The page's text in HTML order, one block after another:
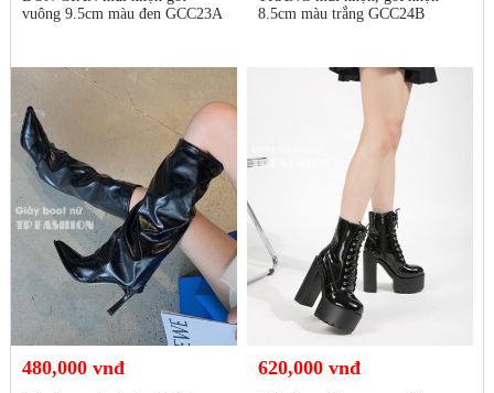
vuông 9.5cm màu đen GCC23A
8.5cm màu trắng GCC24B
480,000 vnđ 620,000 vnđ